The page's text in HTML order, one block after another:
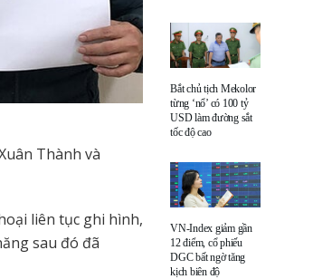
Thành và
liên tục ghi hình,
sau đó đã
Bắt chủ tịch Mekolor
từng ‘nổ’ có 100 tỷ
USD làm đường sắt
tốc độ cao
VN-Index giảm gần
12 điểm, cổ phiếu
DGC bất ngờ tăng
kịch biên độ